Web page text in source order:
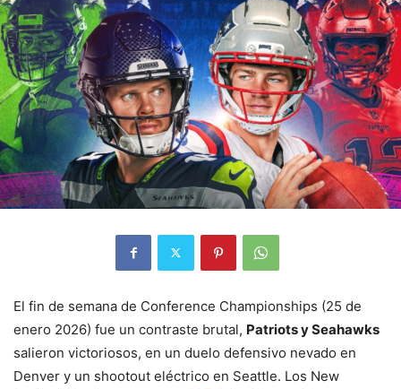
El fin de semana de Conference Championships (25 de
enero 2026) fue un contraste brutal, Patriots y Seahawks
salieron victoriosos, en un duelo defensivo nevado en
Denver y un shootout eléctrico en Seattle. Los New